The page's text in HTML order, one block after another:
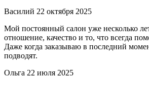
Василий 22 октября 2025
Мой постоянный салон уже несколько
отношение, качество и то, что всегда
Даже когда заказываю в последний
подводят.
Ольга 22 июля 2025